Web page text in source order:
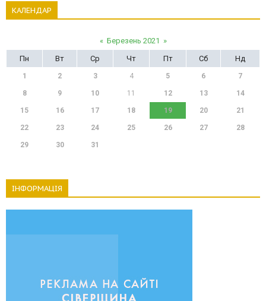
КАЛЕНДАР
« Березень 2021 »
Пн
Вт Ср Чт Пт Сб Нд
1 2 3 4 5 6 7
8 9 10 11 12 13 14
15 16 17 18 19 20 21
22 23 24 25 26 27 28
29 30 31
ІНФОРМАЦІЯ